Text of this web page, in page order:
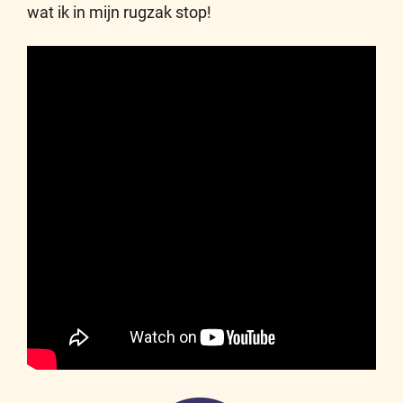
wat ik in mijn rugzak stop!